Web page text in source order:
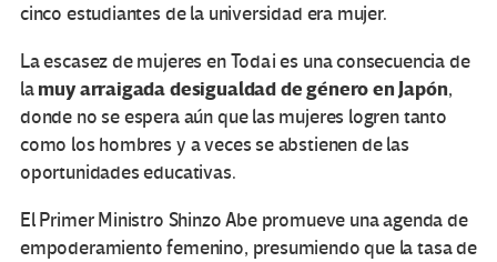
cinco estudiantes de la universidad era mujer.
La escasez de mujeres en Todai es una consecuencia de
lamuy arraigada desigualdad de género en Japón,
donde no se espera aún que las mujeres logren tanto
como los hombres y a veces se abstienen de las
oportunidades educativas.
El Primer Ministro Shinzo Abe promueve una agenda de
empoderamiento femenino, presumiendo que la tasa de